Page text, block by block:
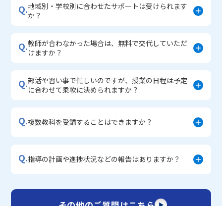
Q.地域別・学校別に合わせたサポートは受けられます
か？
Q.教師が合わなかった場合は、無料で交代していただ
けますか？
Q.部活や習い事で忙しいのですが、授業の日程は予定
に合わせて柔軟に決められますか？
Q.複数教科を受講することはできますか？
Q.指導の計画や進捗状況などの報告はありますか？